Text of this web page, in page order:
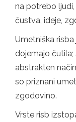
na potrebo
čustva, ideje,
Umetniška
dojemajo čutila;
abstrakten
so priznani
zgodovino.
Vrste risb